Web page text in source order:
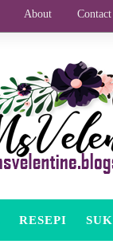
About Contact
RESEPI